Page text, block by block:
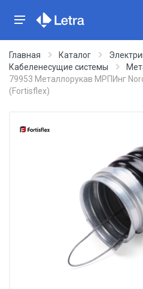
Главная Каталог
Кабеленесущие системы
79953 Металлорукав МРПИнг
(Fortisflex)